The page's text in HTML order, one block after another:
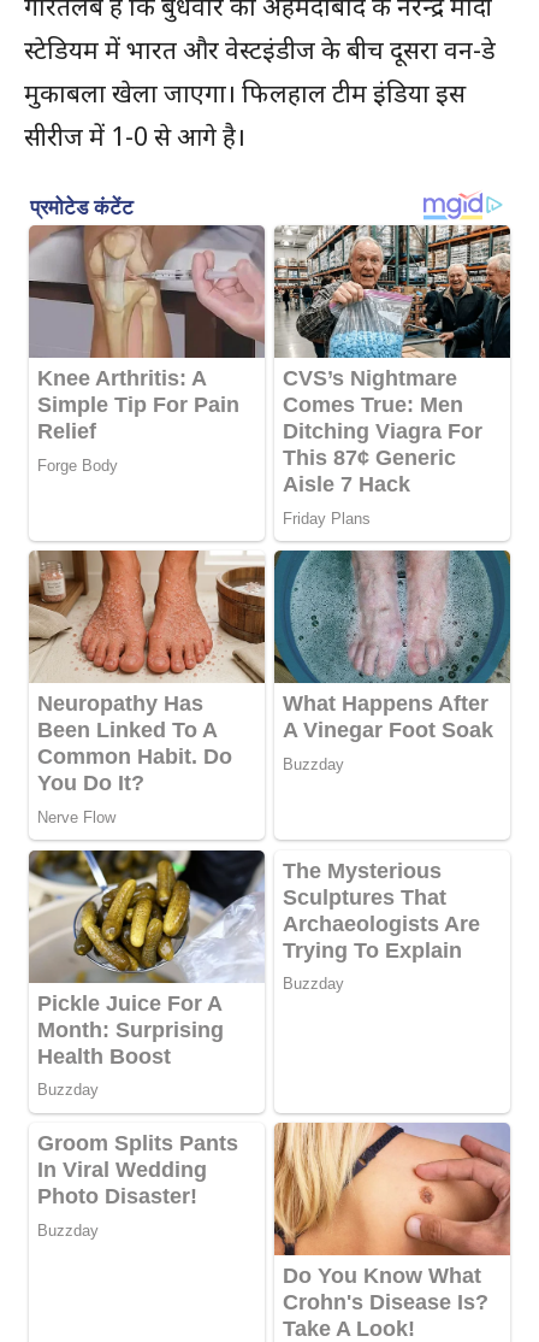
स्टेडियम में भारत और वेस्टइंडीज के बीच दूसरा वन-डे
मुकाबला खेला जाएगा। फिलहाल टीम इंडिया इस
सीरीज में 1-0 से आगे है।